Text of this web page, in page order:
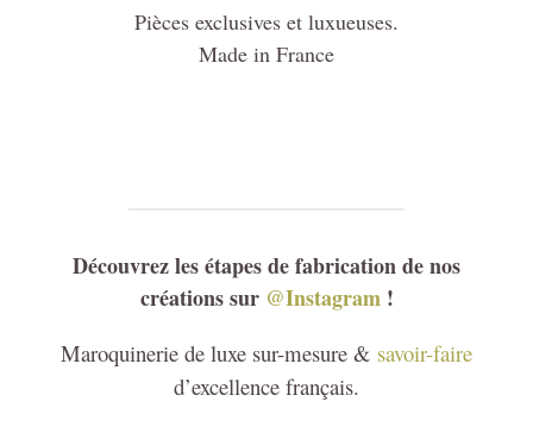
Pièces exclusives et luxueuses.
Made in France
Découvrez les étapes de fabrication de nos
créations sur @Instagram!
Maroquinerie de luxe sur-mesure & savoir-faire
d’excellence français.